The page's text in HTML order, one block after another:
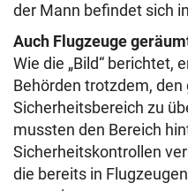
der Mann befindet sich
Auch Flugzeuge
Wie die „Bild“ berichtet,
Behörden trotzdem,
Sicherheitsbereich zu
mussten den Bereich
Sicherheitskontrollen
die bereits in